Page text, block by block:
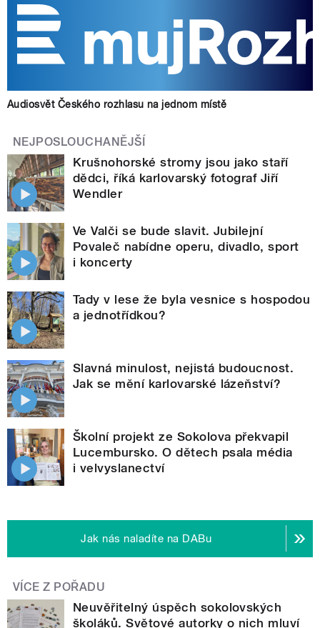
Audiosvět Českého rozhlasu na jednom místě
NEJPOSLOUCHANĚJŠÍ
Krušnohorské stromy jsou jako staří
dědci, říká karlovarský fotograf Jiří
Wendler
Ve Valči se bude slavit. Jubilejní
Povaleč nabídne operu, divadlo, sport
i koncerty
Tady v lese že byla vesnice s hospodou
a jednotřídkou?
Slavná minulost, nejistá budoucnost.
Jak se mění karlovarské lázeňství?
Školní projekt ze Sokolova překvapil
Lucembursko. O dětech psala média
i velvyslanectví
Jak nás naladíte na DABu
VÍCE Z POŘADU
Neuvěřitelný úspěch sokolovských
školáků. Světové autorky o nich mluví